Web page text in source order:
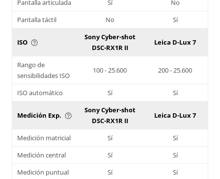
Pantalla articulada Sí
No
Pantalla táctil
No Sí
ISO help_outline
Sony Cyber-shot
DSC-RX1R II
Leica D-Lux 7
Rango de
sensibilidades ISO
100 - 25.600 200 - 25.600
ISO automático Sí Sí
Medición Exp. help_outline
Sony Cyber-shot
DSC-RX1R II
Leica D-Lux 7
Medición matricial Sí
Sí
Medición central
Sí
Sí
Medición puntual
Sí
Sí